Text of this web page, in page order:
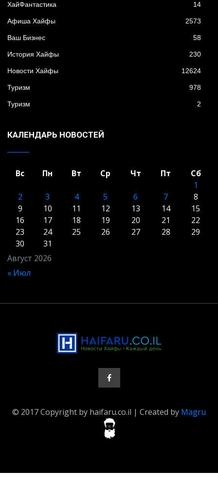
XайФантастика 14
Афиша Хайфы 2573
Ваш Бизнес 58
История Хайфы 230
Новости Хайфы 12624
Туризм 978
Туризм 2
КАЛЕНДАРЬ НОВОСТЕЙ
Август 2026
Вс Пн Вт Ср Чт Пт
Сб
1
2
3 4 5 6 7
8
9
10 11 12 13 14
15
16
17 18 19 20 21
22
23
24 25 26 27 28
29
30
31
« Июл
© 2017 Copyright by haifaru.co.il | Created by Magru